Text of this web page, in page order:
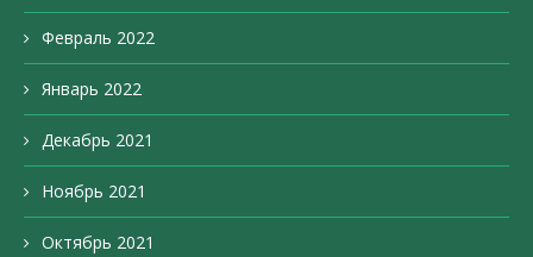
Февраль 2022
Январь 2022
Декабрь 2021
Ноябрь 2021
Октябрь 2021